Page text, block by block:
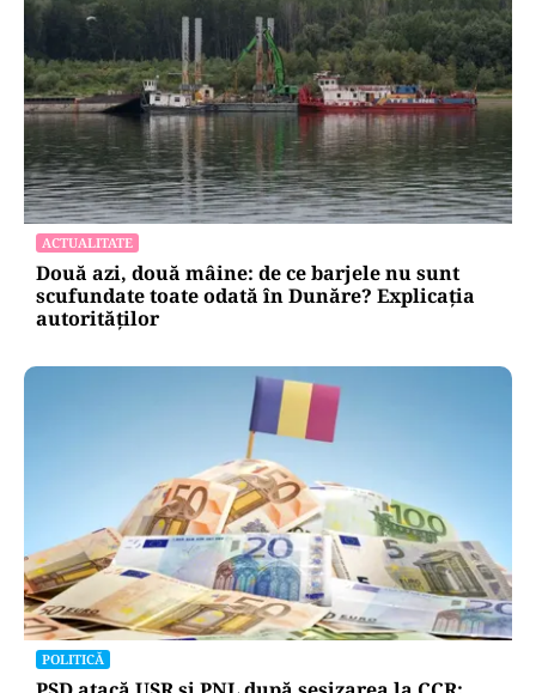
ACTUALITATE
Două azi, două mâine: de ce barjele nu sunt
scufundate toate odată în Dunăre? Explicația
autorităților
POLITICĂ